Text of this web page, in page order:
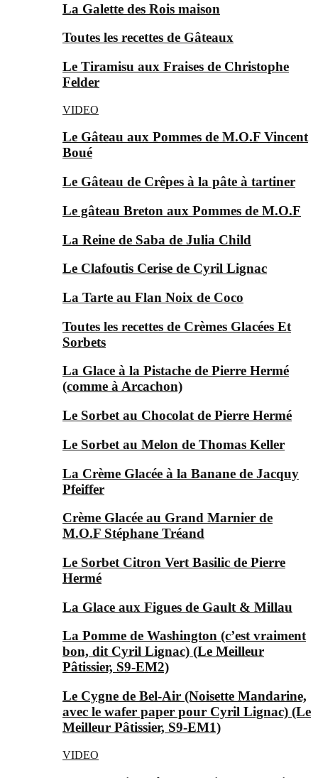
La Galette des Rois maison
Toutes les recettes de Gâteaux
Le Tiramisu aux Fraises de Christophe
Felder
VIDEO
Le Gâteau aux Pommes de M.O.F Vincent
Boué
Le Gâteau de Crêpes à la pâte à tartiner
Le gâteau Breton aux Pommes de M.O.F
La Reine de Saba de Julia Child
Le Clafoutis Cerise de Cyril Lignac
La Tarte au Flan Noix de Coco
Toutes les recettes de Crèmes Glacées Et
Sorbets
La Glace à la Pistache de Pierre Hermé
(comme à Arcachon)
Le Sorbet au Chocolat de Pierre Hermé
Le Sorbet au Melon de Thomas Keller
La Crème Glacée à la Banane de Jacquy
Pfeiffer
Crème Glacée au Grand Marnier de
M.O.F Stéphane Tréand
Le Sorbet Citron Vert Basilic de Pierre
Hermé
La Glace aux Figues de Gault & Millau
La Pomme de Washington (c’est vraiment
bon, dit Cyril Lignac) (Le Meilleur
Pâtissier, S9-EM2)
Le Cygne de Bel-Air (Noisette Mandarine,
avec le wafer paper pour Cyril Lignac) (Le
Meilleur Pâtissier, S9-EM1)
VIDEO